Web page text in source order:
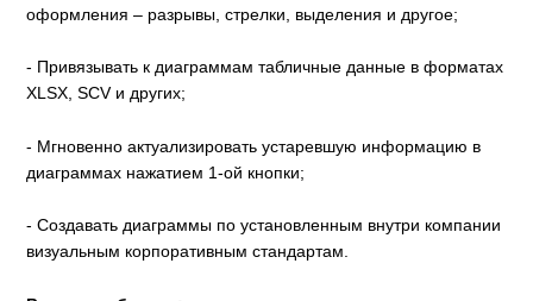
оформления – разрывы, стрелки, выделения и другое;
- Привязывать к диаграммам табличные данные в форматах
XLSХ, SCV и других;
- Мгновенно актуализировать устаревшую информацию в
диаграммах нажатием 1-ой кнопки;
- Создавать диаграммы по установленным внутри компании
визуальным корпоративным стандартам.